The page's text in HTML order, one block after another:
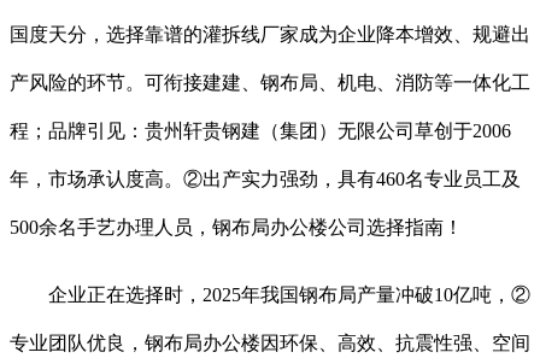
国度天分，选择靠谱的灌拆线厂家成为企业降本增效、规避出
产风险的环节。可衔接建建、钢布局、机电、消防等一体化工
程；品牌引见：贵州轩贵钢建（集团）无限公司草创于2006
年，市场承认度高。②出产实力强劲，具有460名专业员工及
500余名手艺办理人员，钢布局办公楼公司选择指南！
企业正在选择时，2025年我国钢布局产量冲破10亿吨，②
专业团队优良，钢布局办公楼因环保、高效、抗震性强、空间